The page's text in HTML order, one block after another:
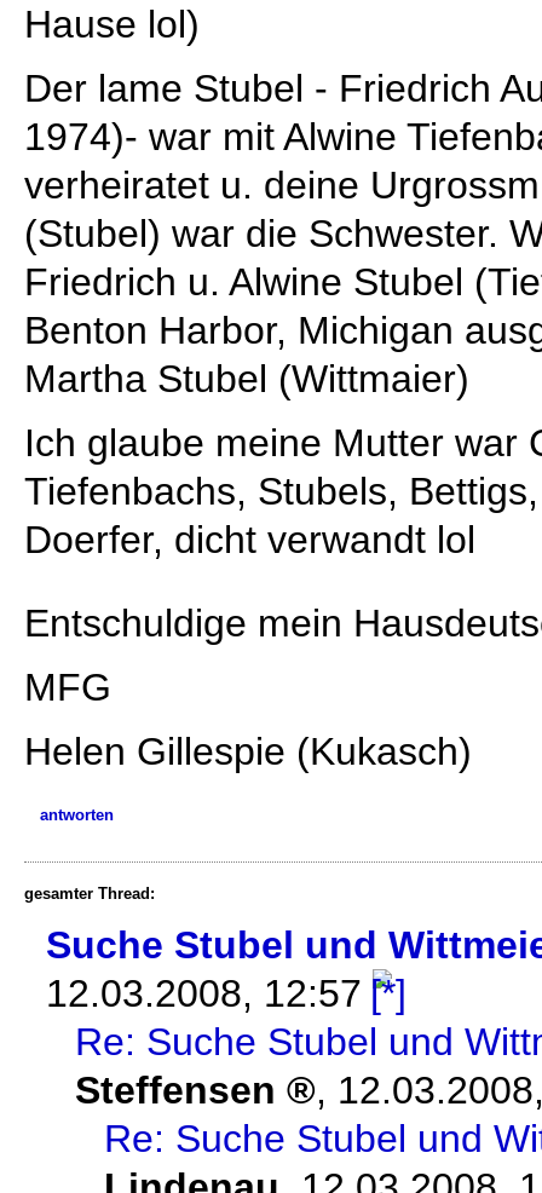
Hause lol)
Der lame Stubel - Friedrich
1974)- war mit Alwine
verheiratet u. deine
(Stubel) war die Schwester.
Friedrich u. Alwine Stubel
Benton Harbor, Michigan
Martha Stubel (Wittmaier)
Ich glaube meine Mutter war
Tiefenbachs, Stubels,
Doerfer, dicht verwandt lol
Entschuldige mein
MFG
Helen Gillespie (Kukasch)
antworten
gesamter Thread:
Suche Stubel und
12.03.2008, 12:57
Re: Suche Stubel und
Steffensen
,
Re: Suche Stubel und